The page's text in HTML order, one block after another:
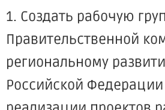
1. Создать рабочую
Правительственной
региональному
Российской